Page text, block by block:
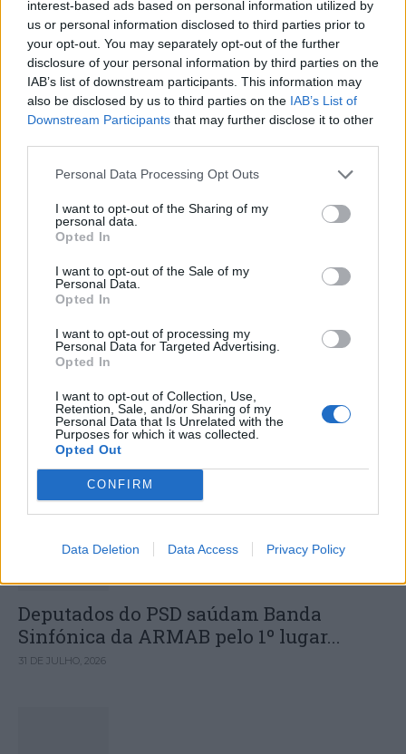
interest-based ads based on personal information utilized by
us or personal information disclosed to third parties prior to
your opt-out. You may separately opt-out of the further
disclosure of your personal information by third parties on the
IAB’s list of downstream participants. This information may
also be disclosed by us to third parties on the IAB’s List of
Downstream Participants that may further disclose it to other
Personal Data Processing Opt Outs
I want to opt-out of the Sharing of my
personal data.
Opted In
I want to opt-out of the Sale of my
Personal Data.
Opted In
I want to opt-out of processing my
Personal Data for Targeted Advertising.
Opted In
I want to opt-out of Collection, Use,
Retention, Sale, and/or Sharing of my
Personal Data that Is Unrelated with the
Purposes for which it was collected.
Opted Out
CONFIRM
Data Deletion Data Access Privacy Policy
Fracos”
Fátima: Operação “Trindade 2025”
DESTAQUES
Deputados do PSD saúdam Banda
Sinfónica da ARMAB pelo 1º lugar...
31 DE JULHO, 2026